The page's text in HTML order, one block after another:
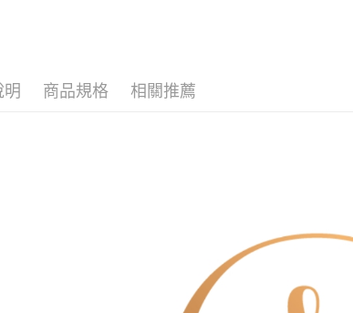
明 商品規格 相關推薦